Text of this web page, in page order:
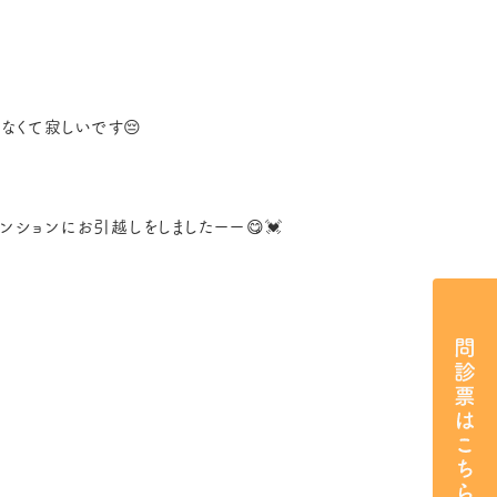
くて寂しいです😔
ションにお引越しをしましたーー😋💓